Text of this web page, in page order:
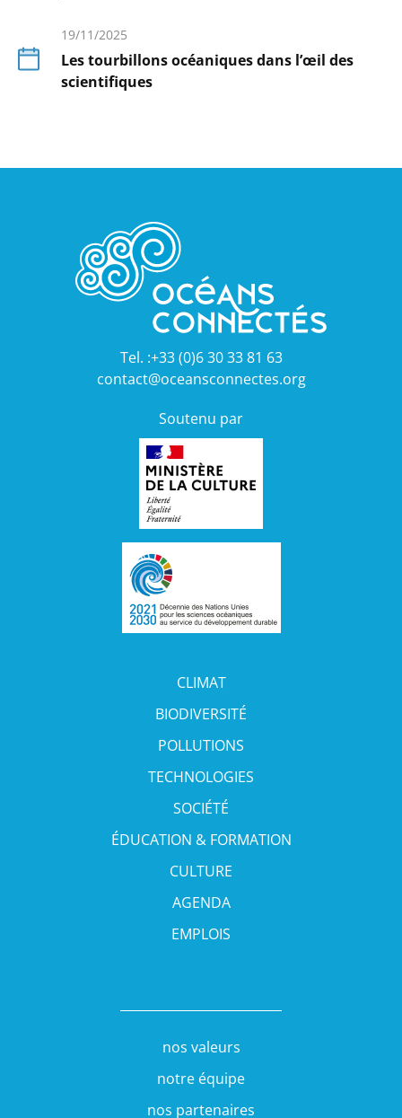
savoir
plus
19/11/2025
Les tourbillons océaniques dans l’œil des
scientifiques
Tel. :+33 (0)6 30 33 81 63
contact@oceansconnectes.org
Soutenu par
CLIMAT
BIODIVERSITÉ
POLLUTIONS
TECHNOLOGIES
SOCIÉTÉ
ÉDUCATION & FORMATION
CULTURE
AGENDA
EMPLOIS
nos valeurs
notre équipe
nos partenaires